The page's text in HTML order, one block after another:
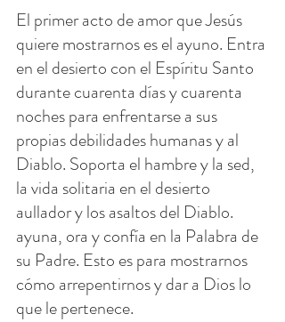
El primer acto de amor que Jesús
quiere mostrarnos es el ayuno. Entra
en el desierto con el Espíritu Santo
durante cuarenta días y cuarenta
noches para enfrentarse a sus
propias debilidades humanas y al
Diablo. Soporta el hambre y la sed,
la vida solitaria en el desierto
aullador y los asaltos del Diablo.
ayuna, ora y confía en la Palabra de
su Padre. Esto es para mostrarnos
cómo arrepentirnos y dar a Dios lo
que le pertenece.